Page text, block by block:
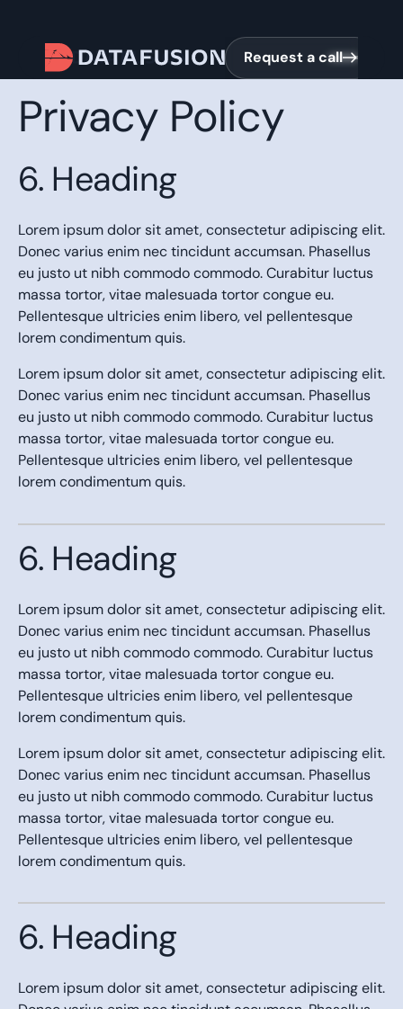
Request a call
Request a call
Privacy Policy
6. Heading
Lorem ipsum dolor sit amet, consectetur adipiscing elit.
Donec varius enim nec tincidunt accumsan. Phasellus
eu justo ut nibh commodo commodo. Curabitur luctus
massa tortor, vitae malesuada tortor congue eu.
Pellentesque ultricies enim libero, vel pellentesque
lorem condimentum quis.
Lorem ipsum dolor sit amet, consectetur adipiscing elit.
Donec varius enim nec tincidunt accumsan. Phasellus
eu justo ut nibh commodo commodo. Curabitur luctus
massa tortor, vitae malesuada tortor congue eu.
Pellentesque ultricies enim libero, vel pellentesque
lorem condimentum quis.
6. Heading
Lorem ipsum dolor sit amet, consectetur adipiscing elit.
Donec varius enim nec tincidunt accumsan. Phasellus
eu justo ut nibh commodo commodo. Curabitur luctus
massa tortor, vitae malesuada tortor congue eu.
Pellentesque ultricies enim libero, vel pellentesque
lorem condimentum quis.
Lorem ipsum dolor sit amet, consectetur adipiscing elit.
Donec varius enim nec tincidunt accumsan. Phasellus
eu justo ut nibh commodo commodo. Curabitur luctus
massa tortor, vitae malesuada tortor congue eu.
Pellentesque ultricies enim libero, vel pellentesque
lorem condimentum quis.
6. Heading
Lorem ipsum dolor sit amet, consectetur adipiscing elit.